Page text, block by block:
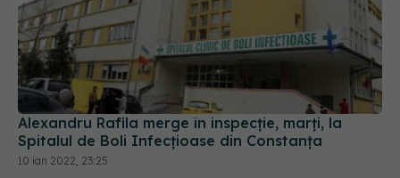
Alexandru Rafila merge în inspecție, marți, la
Spitalul de Boli Infecțioase din Constanța
10 ian 2022, 23:25